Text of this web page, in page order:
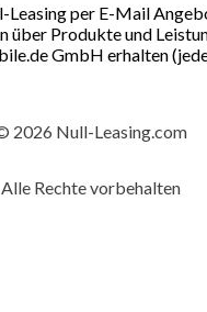
Leasing per E-Mail
über Produkte und
GmbH erhalten
2026 Null-Leasing.com
Alle Rechte vorbehalten